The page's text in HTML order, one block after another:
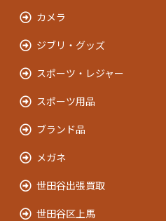
カメラ
ジブリ・グッズ
スポーツ・レジャー
スポーツ用品
ブランド品
メガネ
世田谷出張買取
世田谷区上馬